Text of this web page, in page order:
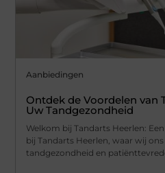
Aanbiedingen
Ontdek de Voordelen van
Uw Tandgezondheid
Welkom bij Tandarts Heerlen:
bij Tandarts Heerlen, waar wij
tandgezondheid en